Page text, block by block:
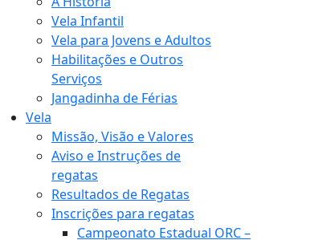
Vela Infantil
Vela para Jovens e Adultos
Habilitações e Outros
Serviços
Jangadinha de Férias
Vela
Missão, Visão e Valores
Aviso e Instruções de
regatas
Resultados de Regatas
Inscrições para regatas
Campeonato Estadual ORC –